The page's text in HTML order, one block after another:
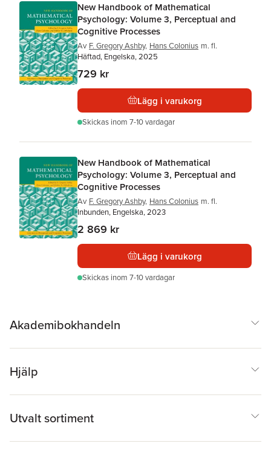
New Handbook of Mathematical
Psychology: Volume 3, Perceptual and
Cognitive Processes
Av F. Gregory Ashby, Hans Colonius m. fl.
Häftad, Engelska, 2025
729 kr
Lägg i varukorg
Skickas inom 7-10 vardagar
New Handbook of Mathematical
Psychology: Volume 3, Perceptual and
Cognitive Processes
Av F. Gregory Ashby, Hans Colonius m. fl.
Inbunden, Engelska, 2023
2 869 kr
Lägg i varukorg
Skickas inom 7-10 vardagar
Akademibokhandeln
Hjälp
Utvalt sortiment